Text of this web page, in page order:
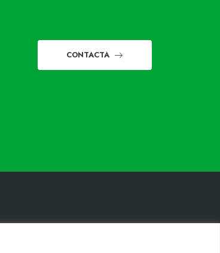
CONTACTA